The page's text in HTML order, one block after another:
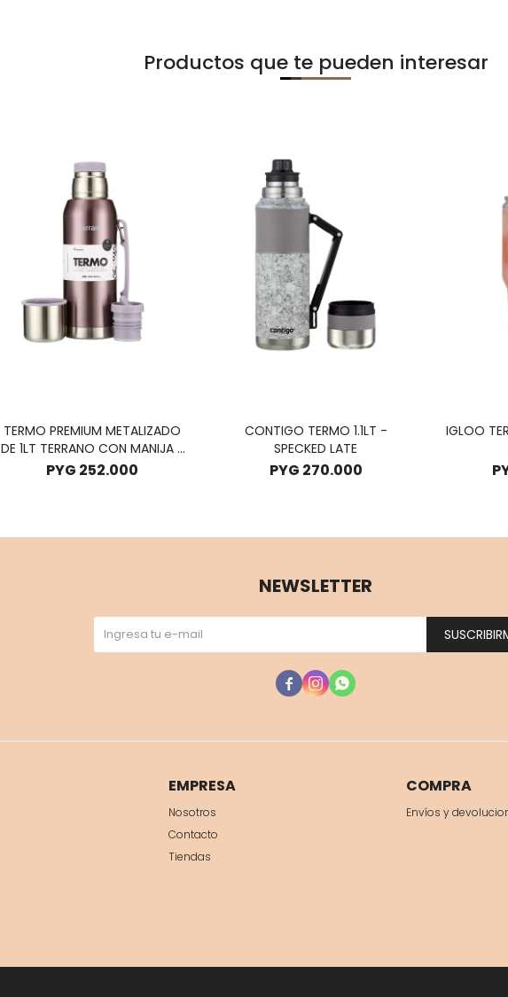
Productos que te pueden interesar
TERMO PREMIUM METALIZADO
DE 1LT TERRANO CON MANIJA -
LILA METALIZADO
PYG 252.000
CONTIGO TERMO 1.1LT -
SPECKED LATE
PYG 270.000
IGLOO
EMPRESA
Nosotros
Contacto
Tiendas
COMPRA
Envíos y
NEWSLETTER
  